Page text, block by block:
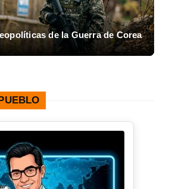
de la Guerra de Corea